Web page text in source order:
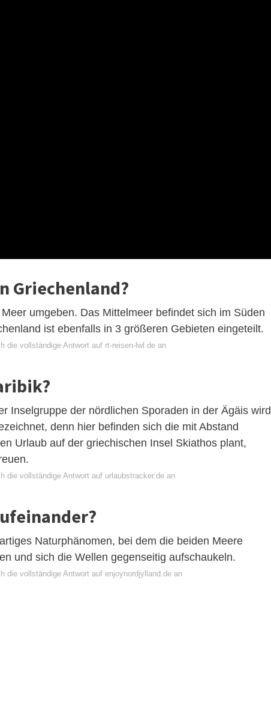
Griechenland?
umgeben. Das Mittelmeer befindet sich im Süden
ist ebenfalls in 3 größeren Gebieten eingeteilt.
die vollständige Antwort auf rt-reisen-lwl.de an
Inselgruppe der nördlichen Sporaden in der Ägäis wird
denn hier befinden sich die mit Abstand
Urlaub auf der griechischen Insel Skiathos plant,
die vollständige Antwort auf urlaubstracker.de an
Naturphänomen, bei dem die beiden Meere
und sich die Wellen gegenseitig aufschaukeln.
die vollständige Antwort auf enjoynordjylland.de an